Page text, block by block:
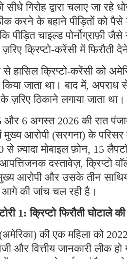
सीधे गिरोह द्वारा चलाए जा
करने के बहाने पीड़ितों को
पीड़ित चाइल्ड पोर्नोग्राफ़ी
क्रिप्टो-करेंसी में फिरौती
से हासिल क्रिप्टो-करेंसी को
जाता था। बाद में, अपराध
ज़रिए ठिकाने लगाया जाता था।
6 अगस्त 2026 की रात पंजाब
मुख्य आरोपी (सरगना) के
से ज़्यादा मोबाइल फ़ोन, 15
दस्तावेज़, क्रिप्टो
आरोपी और उसके तीन
आगे की जांच चल रही है।
1: क्रिप्टो फिरौती घोटाले
(अमेरिका) की एक महिला को
और वित्तीय जानकारी लीक